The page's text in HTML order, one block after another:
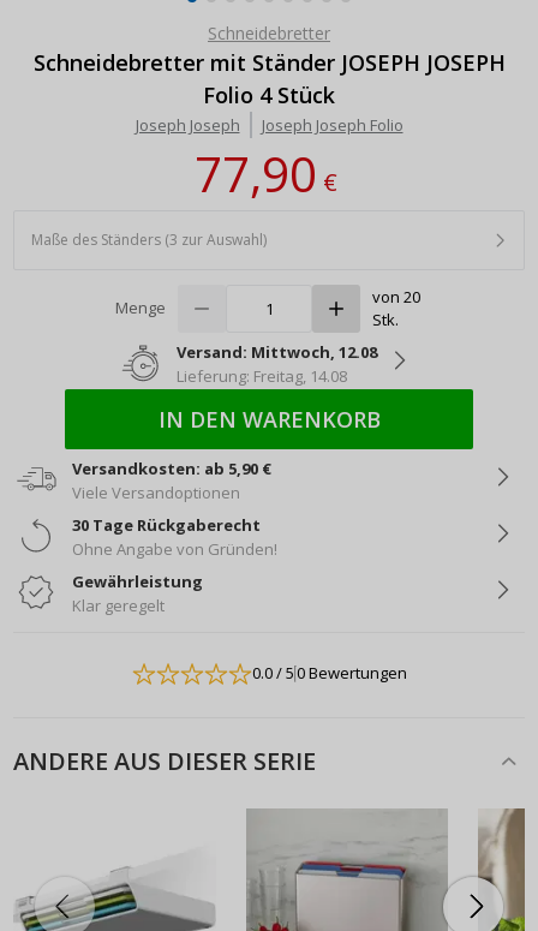
Schneidebretter
Schneidebretter mit Ständer JOSEPH JOSEPH
Folio 4 Stück
Joseph Joseph Joseph Joseph Folio
77,90€
Maße des Ständers (3 zur Auswahl)
Menge
von 20
Stk.
Versand: Mittwoch, 12.08
Lieferung: Freitag, 14.08
IN DEN WARENKORB
Versandkosten: ab 5,90 €
Viele Versandoptionen
30 Tage Rückgaberecht
Ohne Angabe von Gründen!
Gewährleistung
Klar geregelt
0.0/ 50 Bewertungen
ANDERE AUS DIESER SERIE